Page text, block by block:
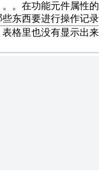
。在功能元件属性
些东西要进行操作
格里也没有显示出